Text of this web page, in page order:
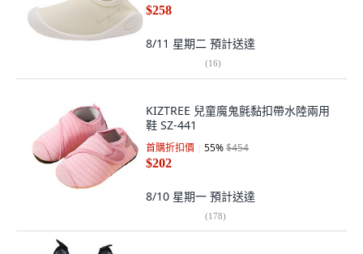
$258
8/11 星期二 預計送達
(16)
KIZTREE 兒童魔鬼氈黏扣帶水陸兩用
鞋 SZ-441
首購折扣價 55%$454
$202
8/10 星期一 預計送達
(178)